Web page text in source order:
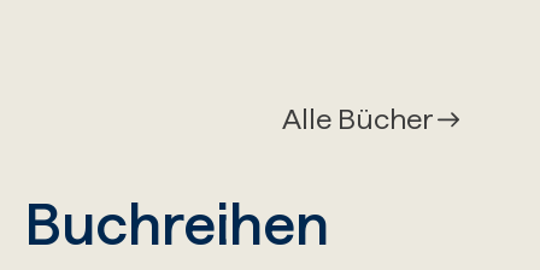
Alle Bücher
Buchreihen